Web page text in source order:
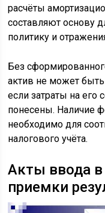
расчёты
составляют основу
политику и
Без
актив не может
если затраты на его
понесены. Наличие
необходимо для
налогового учёта.
Акты ввода
приемки